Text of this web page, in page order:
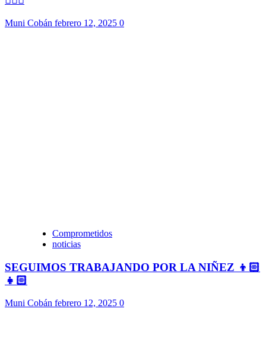
Muni Cobán febrero 12, 2025 0
Comprometidos
noticias
SEGUIMOS TRABAJANDO POR LA NIÑEZ 👦🏻
👧🏻
Muni Cobán febrero 12, 2025 0